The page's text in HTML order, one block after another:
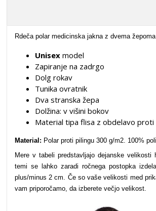
Rdeča polar medicinska jakna z dvema žepoma
Unisex model
Zapiranje na zadrgo
Dolg rokav
Tunika ovratnik
Dva stranska žepa
Dolžina: v višini bokov
Material tipa flisa z obdelavo proti
Material: Polar proti pilingu 300 g/m2. 100%
Mere v tabeli predstavljajo dejanske velikosti
temi se lahko zaradi ročnega postopka
plus/minus 2 cm. Če so vaše velikosti med
vam priporočamo, da izberete večjo velikost.